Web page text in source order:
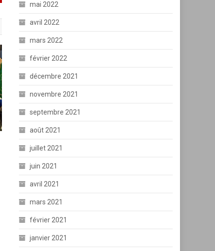
mai 2022
avril 2022
mars 2022
février 2022
décembre 2021
novembre 2021
septembre 2021
août 2021
juillet 2021
juin 2021
avril 2021
mars 2021
février 2021
janvier 2021